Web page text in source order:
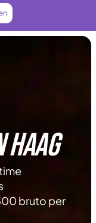
bruto per